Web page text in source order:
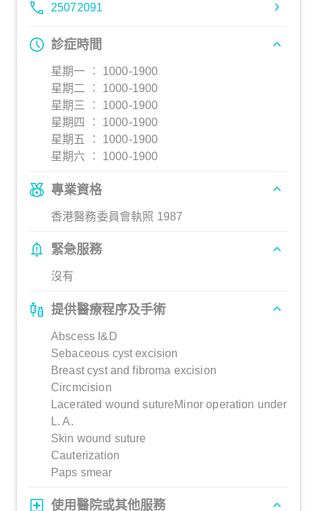
25072091
診症時間
星期一 ︰ 1000-1900
星期二 ︰ 1000-1900
星期三 ︰ 1000-1900
星期四 ︰ 1000-1900
星期五 ︰ 1000-1900
星期六 ︰ 1000-1900
專業資格
香港醫務委員會執照 1987
緊急服務
沒有
提供醫療程序及手術
Abscess I&D
Sebaceous cyst excision
Breast cyst and fibroma excision
Circmcision
Lacerated wound sutureMinor operation under
L. A.
Skin wound suture
Cauterization
Paps smear
使用醫院或其他服務